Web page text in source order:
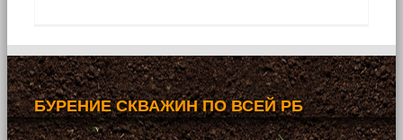
БУРЕНИЕ СКВАЖИН ПО ВСЕЙ РБ